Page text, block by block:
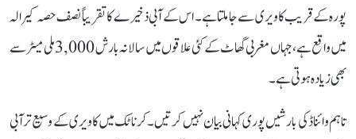
پورہ کے قریب کاویری سے جا ملتا ہے۔ اس کے آبی ذخیرے کا تقریباً نصف حصہ کیرالہ
میں واقع ہے، جہاں مغربی گھاٹ کے کئی علاقوں میں سالانہ بارش 3,000 ملی میٹر سے
بھی زیادہ ہوتی ہے۔
تاہم وائناڈ کی بارشیں پوری کہانی بیان نہیں کرتیں۔ کرناٹک میں کاویری کے وسیع تر آبی